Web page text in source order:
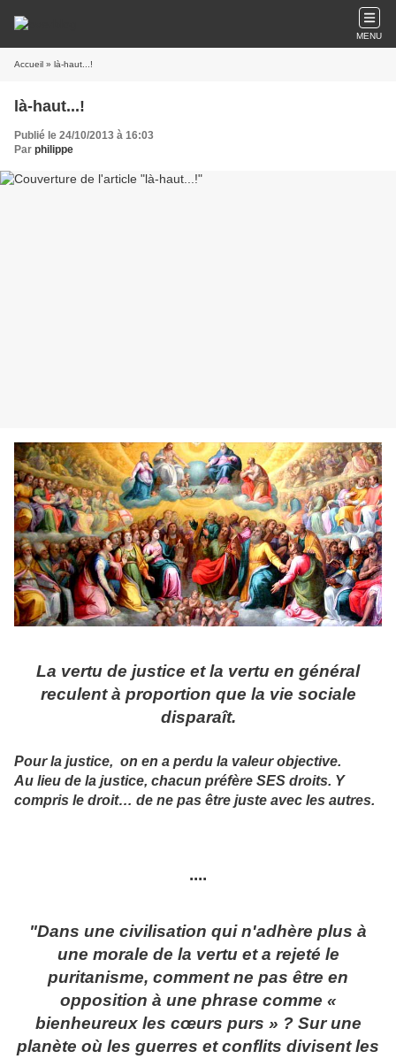
MENU
Accueil » là-haut...!
là-haut...!
Publié le 24/10/2013 à 16:03
Par philippe
La vertu de justice et la vertu en général
reculent à proportion que la vie sociale
disparaît.
Pour la justice, on en a perdu la valeur objective.
Au lieu de la justice, chacun préfère SES droits. Y
compris le droit… de ne pas être juste avec les autres.
....
"Dans une civilisation qui n'adhère plus à
une morale de la vertu et a rejeté le
puritanisme, comment ne pas être en
opposition à une phrase comme «
bienheureux les cœurs purs » ? Sur une
planète où les guerres et conflits divisent les